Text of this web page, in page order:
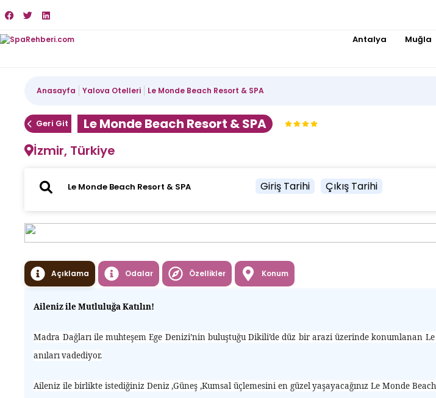
Antalya Muğla
Anasayfa Yalova Otelleri Le Monde Beach Resort & SPA
Geri Git
Le Monde Beach Resort & SPA
İzmir, Türkiye
Giriş Tarihi Çıkış Tarihi
Açıklama Odalar Özellikler Konum
Aileniz ile Mutluluğa Katılın!
Madra Dağları ile muhteşem Ege Denizi’nin buluştuğu Dikili’de düz bir arazi üzerinde
anıları vadediyor.
Aileniz ile birlikte istediğiniz Deniz ,Güneş ,Kumsal üçlemesini en güzel yaşayacağınız Le Monde